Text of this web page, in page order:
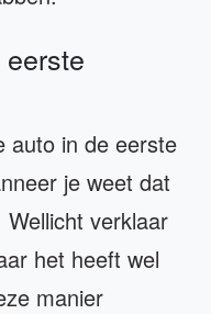
auto in de eerste
je weet dat
verklaar
het heeft wel
manier